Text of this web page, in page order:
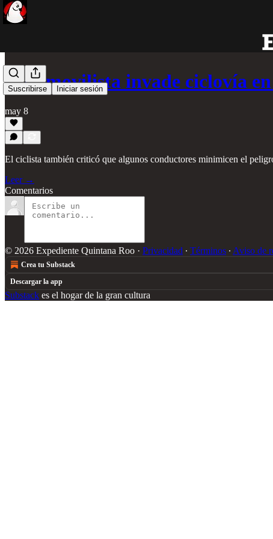
Suscribirse Iniciar sesión
Automovilista invade ciclovía
may 8
El ciclista también criticó que algunos conductores minimicen el
Leer →
Comentarios
© 2026 Expediente Quintana Roo · Privacidad ∙ Términos ∙ Aviso de
Crea tu Substack
Descargar la app
Substack es el hogar de la gran cultura